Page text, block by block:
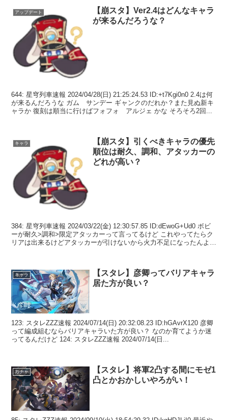
アップデート
【崩スタ】Ver2.4はどんなキャラ
が来るんだろうな？
644: 星穹列車速報 2024/04/28(日) 21:25:24.53 ID:+t7Kgi0n0 2.4は何
が来るんだろうな ガム サンデー ギャンクのだれか？また見ぬ新キ
ャラか 復刻は順当に行けばフォフォ アルジェ かな そろそろ2回...
キャラ
【崩スタ】引くべきキャラの優先
順位は耐久、調和、アタッカーの
どれが高い？
384: 星穹列車速報 2024/03/22(金) 12:30:57.85 ID:dEwoG+Ud0 ボビ
ーが耐久>調和>限定アタッカーって言ってるけど これやってたらク
リアは出来るけどアタッカーが引けないから火力不足になったんよね
キャラ
【スタレ】彦卿ってバリアキャラ
居た方が良い？
123: スタレZZZ速報 2024/07/14(日) 20:32:08.23 ID:hGAvrX120 彦卿
って編成組むならバリアキャラいた方が良い？ なのか育てようか迷
ってるんだけど 124: スタレZZZ速報 2024/07/14(日...
ガチャ
【スタレ】将軍2凸する間にモゼ1
凸とかおかしいやろがい！